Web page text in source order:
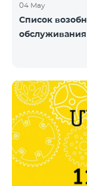
04 May
Список